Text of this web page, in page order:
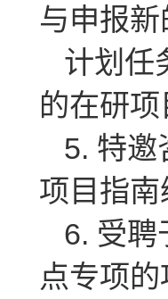
与申报
计划任
的在研
5. 特邀
项目指
6. 受聘
点专项